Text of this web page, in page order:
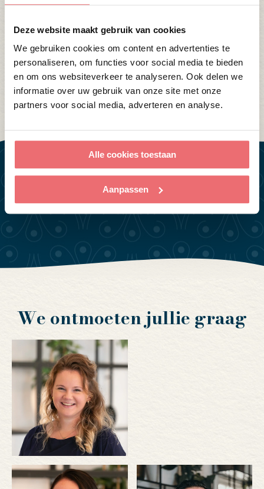
Deze website maakt gebruik van cookies
We gebruiken cookies om content en advertenties te
personaliseren, om functies voor social media te bieden
en om ons websiteverkeer te analyseren. Ook delen we
informatie over uw gebruik van onze site met onze
partners voor social media, adverteren en analyse.
Alle cookies toestaan
Aanpassen
jullie wensen mee en kan het arrangement voor
Neem vrijblijvend contact met ons op
Where moments become memories
We ontmoeten jullie graag